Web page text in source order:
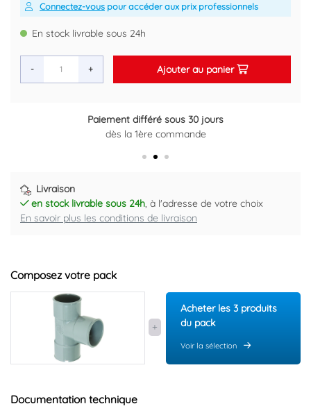
Connectez-vous pour accéder aux prix professionnels
En stock livrable sous 24h
- + Ajouter au panier
Paiement différé sous 30 jours
dès la 1ère commande
Retour gratuit sous 14 jours
Plus d'informations ici
Livraison
en stock livrable sous 24h, à l'adresse de votre choix
En savoir plus les conditions de livraison
Composez votre pack
Acheter les 3 produits
du pack
Voir la sélection
Documentation technique